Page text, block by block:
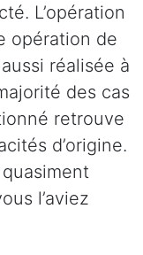
L’opération
opération de
réalisée à
des cas
retrouve
d’origine.
l’aviez